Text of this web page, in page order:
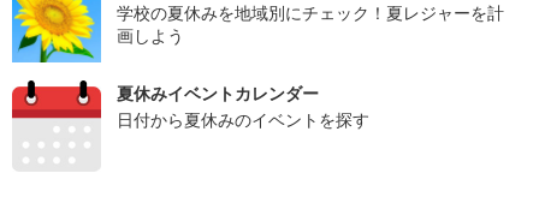
学校の夏休みを地域別にチェック！夏レジャーを計
画しよう
夏休みイベントカレンダー
日付から夏休みのイベントを探す